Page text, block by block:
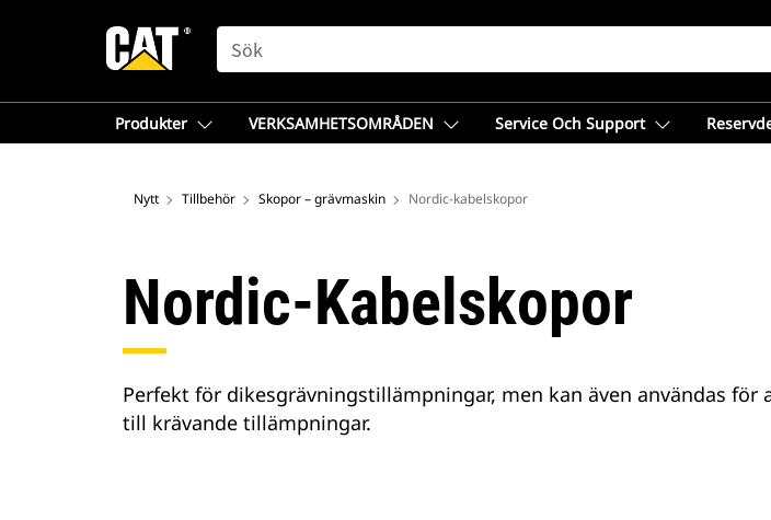
SEARCH
Produkter VERKSAMHETSOMRÅDEN Service Och Support
Nytt Tillbehör Skopor – grävmaskin Nordic-kabelskopor
Nordic-Kabelskopor
Perfekt för dikesgrävningstillämpningar, men kan även användas
till krävande tillämpningar.